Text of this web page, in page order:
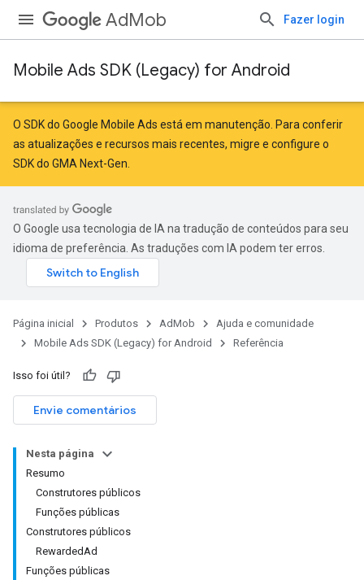
AdMob Fazer login
Mobile Ads SDK (Legacy) for Android
O SDK do Google Mobile Ads está em manutenção. Para conferir
as atualizações e recursos mais recentes, migre e configure o
SDK do GMA Next-Gen
O Google usa tecnologia de IA na tradução de conteúdos para seu
idioma de preferência. As traduções com IA podem ter erros.
Página inicial Produtos AdMob
Ajuda e comunidade
Mobile Ads SDK (Legacy) for Android
Referência
Isso foi útil?
Envie comentários
Nesta página
Resumo
Construtores públicos
Funções públicas
Construtores públicos
RewardedAd
Funções públicas